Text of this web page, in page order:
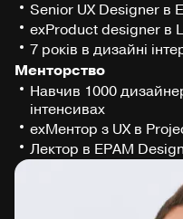
Senior UX Designer в
exProduct designer в
7 років в дизайні
Менторство
Навчив 1000
інтенсивах
exМентор з UX в
Лектор в EPAM